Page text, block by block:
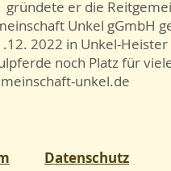
gründete er die
Unkel gGmbH
2022 in Unkel-
noch Platz für
unkel.de
Datenschutz